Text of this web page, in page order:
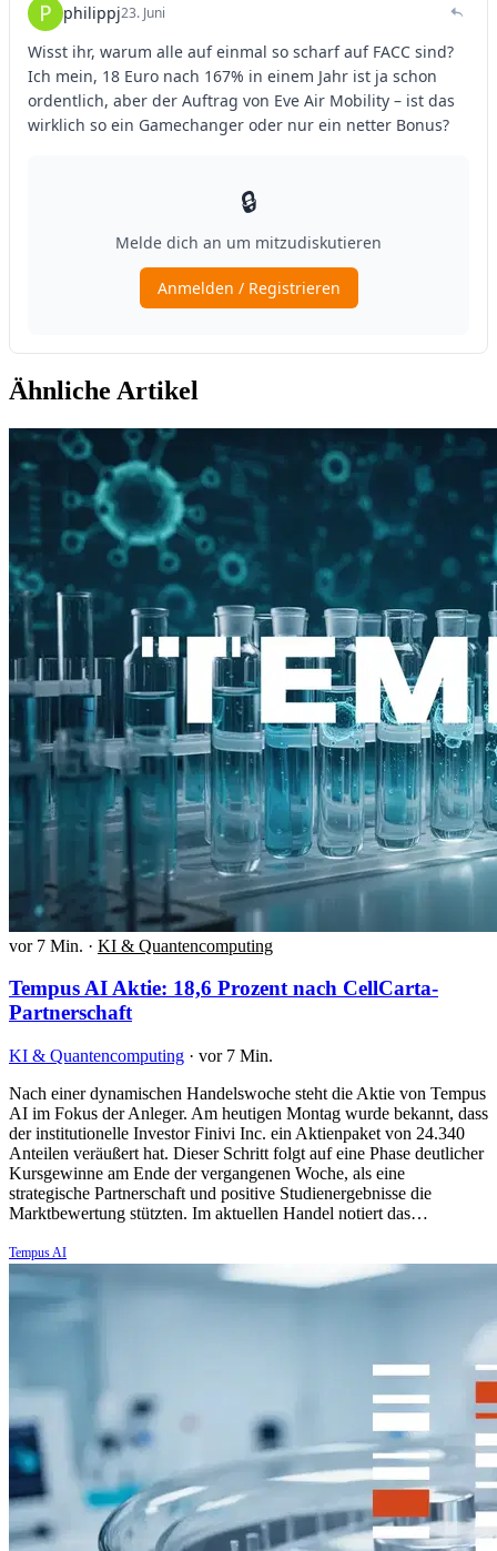
Ähnliche Artikel
vor 7 Min. · KI & Quantencomputing
Tempus AI Aktie: 18,6 Prozent nach CellCarta-
Partnerschaft
KI & Quantencomputing · vor 7 Min.
Nach einer dynamischen Handelswoche steht die Aktie von Tempus
AI im Fokus der Anleger. Am heutigen Montag wurde bekannt, dass
der institutionelle Investor Finivi Inc. ein Aktienpaket von 24.340
Anteilen veräußert hat. Dieser Schritt folgt auf eine Phase deutlicher
Kursgewinne am Ende der vergangenen Woche, als eine
strategische Partnerschaft und positive Studienergebnisse die
Marktbewertung stützten. Im aktuellen Handel notiert das…
Tempus AI